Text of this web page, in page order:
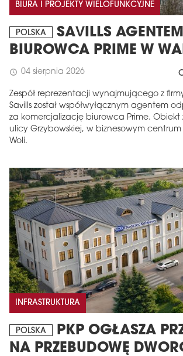
BIURA I PROJEKTY WIELOFUNKCYJNE
POLSKA
SAVILLS AGENTEM
BIUROWCA PRIME W
schedule 04 sierpnia 2026
Zespół reprezentacji wynajmującego z
Savills został współwyłącznym agentem
za komercjalizację biurowca Prime. Obiekt
ulicy Grzybowskiej, w biznesowym centrum
Woli.
INFRASTRUKTURA
POLSKA
PKP OGŁASZA
NA PRZEBUDOWĘ